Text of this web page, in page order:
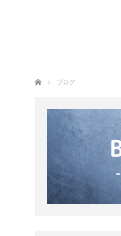
ホーム ブログ